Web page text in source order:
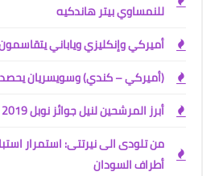
للنمساوي بيتر هاندكيه
أميركي وإنكليزي وياباني
(أميركي – كندي) وسويسريان
أبرز المرشحين لنيل جوائز نوبل 2019
من تلودى الى نيرتتى: استمرار
أطراف السودان